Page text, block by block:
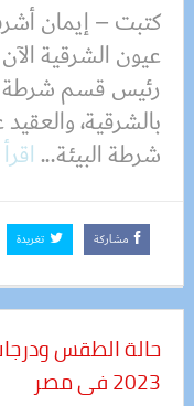
كتبت – إيمان
عيون الشرقية
رئيس قسم شرطة
بالشرقية،
شرطة البيئة...
مشاركة تغريدة
2023 فى مصر